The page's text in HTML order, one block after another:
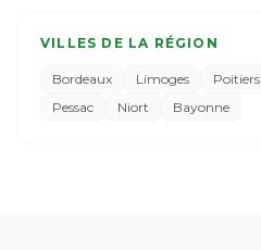
VILLES DE LA RÉGION
Bordeaux Limoges Poitiers
Pessac
Niort Bayonne